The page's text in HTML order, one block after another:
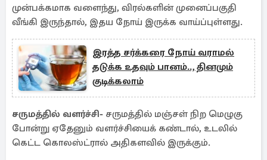
முன்பக்கமாக வளைந்து, விரல்களின் முனைப்பகுதி
வீங்கி இருந்தால், இதய நோய் இருக்க வாய்ப்புள்ளது.
இரத்த சர்க்கரை நோய் வராமல்
தடுக்க உதவும் பானம்.., தினமும்
குடிக்கலாம்
சருமத்தில் வளர்ச்சி- சருமத்தில் மஞ்சள் நிற மெழுகு
போன்று ஏதேனும் வளர்ச்சியைக் கண்டால், உடலில்
கெட்ட கொலஸ்ட்ரால் அதிகளவில் இருக்கும்.